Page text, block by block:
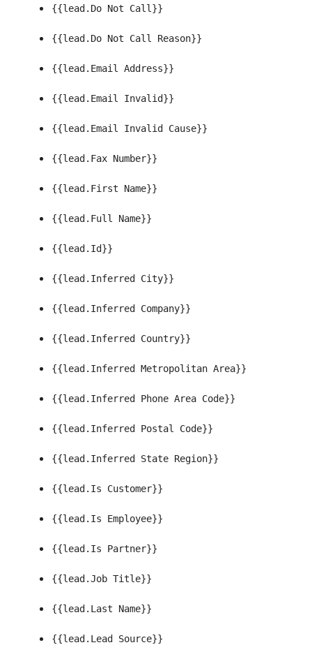
{{lead.Do Not Call}}
{{lead.Do Not Call Reason}}
{{lead.Email Address}}
{{lead.Email Invalid}}
{{lead.Email Invalid Cause}}
{{lead.Fax Number}}
{{lead.First Name}}
{{lead.Full Name}}
{{lead.Id}}
{{lead.Inferred City}}
{{lead.Inferred Company}}
{{lead.Inferred Country}}
{{lead.Inferred Metropolitan Area}}
{{lead.Inferred Phone Area Code}}
{{lead.Inferred Postal Code}}
{{lead.Inferred State Region}}
{{lead.Is Customer}}
{{lead.Is Employee}}
{{lead.Is Partner}}
{{lead.Job Title}}
{{lead.Last Name}}
{{lead.Lead Source}}